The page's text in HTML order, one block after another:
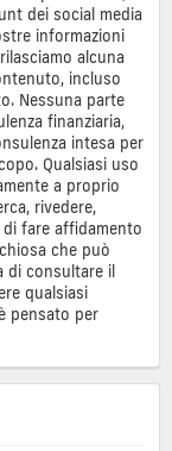
dei social media
informazioni
alcuna
incluso
Nessuna parte
finanziaria,
intesa per
Qualsiasi uso
a proprio
rivedere,
fare affidamento
che può
di consultare il
qualsiasi
pensato per